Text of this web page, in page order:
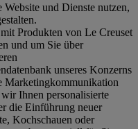
und Dienste nutzen,
Produkten von Le Creuset
und um Sie über
unseres Konzerns
Marketingkommunikation
Ihnen personalisierte
die Einführung neuer
Kochschauen oder